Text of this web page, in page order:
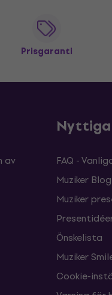
Prisgaranti
av
FAQ -
Muziker Blog
Muziker
Önskelista
Muziker
Cookie-